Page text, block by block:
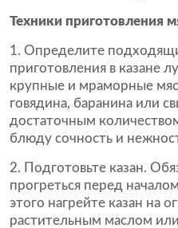
Техники приготовления
1. Определите
приготовления в казане
крупные и мраморные
говядина, баранина или
достаточным
блюду сочность и
2. Подготовьте казан.
прогреться перед
этого нагрейте казан на
растительным маслом